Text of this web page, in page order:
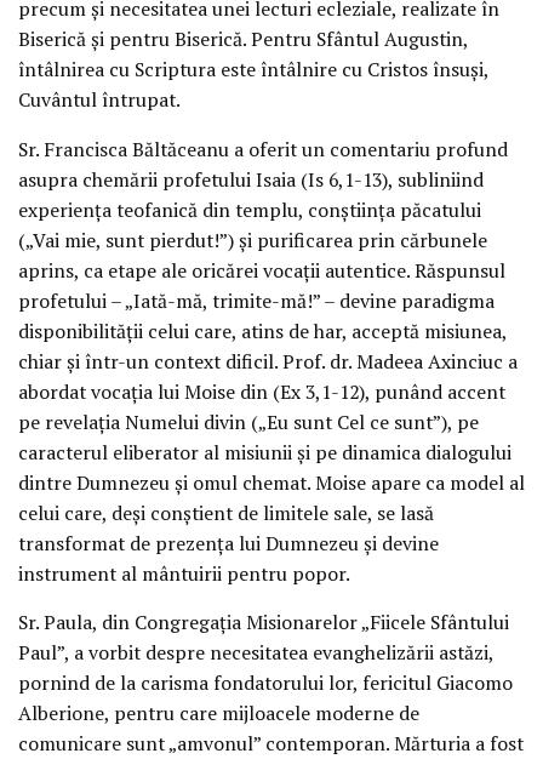
precum și necesitatea unei lecturi ecleziale, realizate în
Biserică și pentru Biserică. Pentru Sfântul Augustin,
întâlnirea cu Scriptura este întâlnire cu Cristos însuși,
Cuvântul întrupat.
Sr. Francisca Băltăceanu a oferit un comentariu profund
asupra chemării profetului Isaia (Is 6,1-13), subliniind
experiența teofanică din templu, conștiința păcatului
(„Vai mie, sunt pierdut!”) și purificarea prin cărbunele
aprins, ca etape ale oricărei vocații autentice. Răspunsul
profetului – „Iată-mă, trimite-mă!” – devine paradigma
disponibilității celui care, atins de har, acceptă misiunea,
chiar și într-un context dificil. Prof. dr. Madeea Axinciuc a
abordat vocația lui Moise din (Ex 3,1-12), punând accent
pe revelația Numelui divin („Eu sunt Cel ce sunt”), pe
caracterul eliberator al misiunii și pe dinamica dialogului
dintre Dumnezeu și omul chemat. Moise apare ca model al
celui care, deși conștient de limitele sale, se lasă
transformat de prezența lui Dumnezeu și devine
instrument al mântuirii pentru popor.
Sr. Paula, din Congregația Misionarelor „Fiicele Sfântului
Paul”, a vorbit despre necesitatea evanghelizării astăzi,
pornind de la carisma fondatorului lor, fericitul Giacomo
Alberione, pentru care mijloacele moderne de
comunicare sunt „amvonul” contemporan. Mărturia a fost